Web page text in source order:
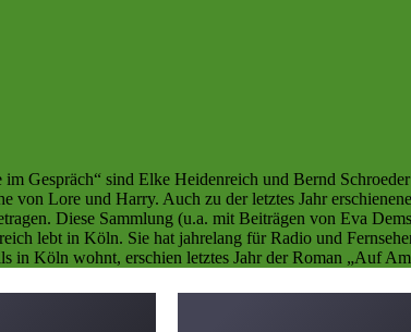
Gespräch“ sind Elke Heidenreich und Bernd
Lore und Harry. Auch zu der letztes Jahr
Diese Sammlung (u.a. mit Beiträgen von Eva
lebt in Köln. Sie hat jahrelang für Radio und
in Köln wohnt, erschien letztes Jahr der Roman „Auf